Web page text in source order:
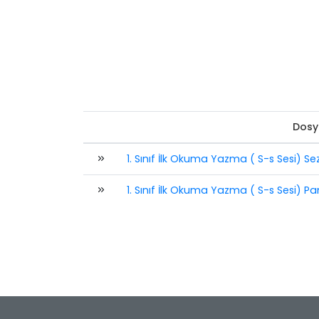
1. Sınıf İlk Okuma Yazma ( S-s Sesi)
1. Sınıf İlk Okuma Yazma ( S-s Sesi)